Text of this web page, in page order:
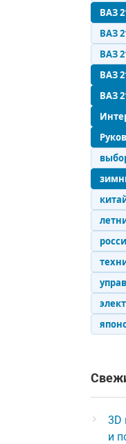
ВАЗ
ВАЗ
ВАЗ
ВАЗ
ВАЗ
3D
и